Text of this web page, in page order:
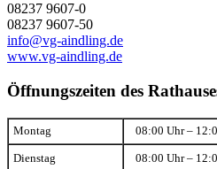
08237 9607-0
08237 9607-50
info@vg-aindling.de
www.vg-aindling.de
Öffnungszeiten des
Montag 08:00 Uhr –
Dienstag 08:00 Uhr –